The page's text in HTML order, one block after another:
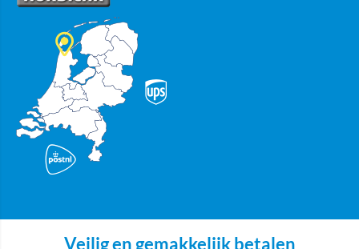
Veilig en gemakkelijk betalen